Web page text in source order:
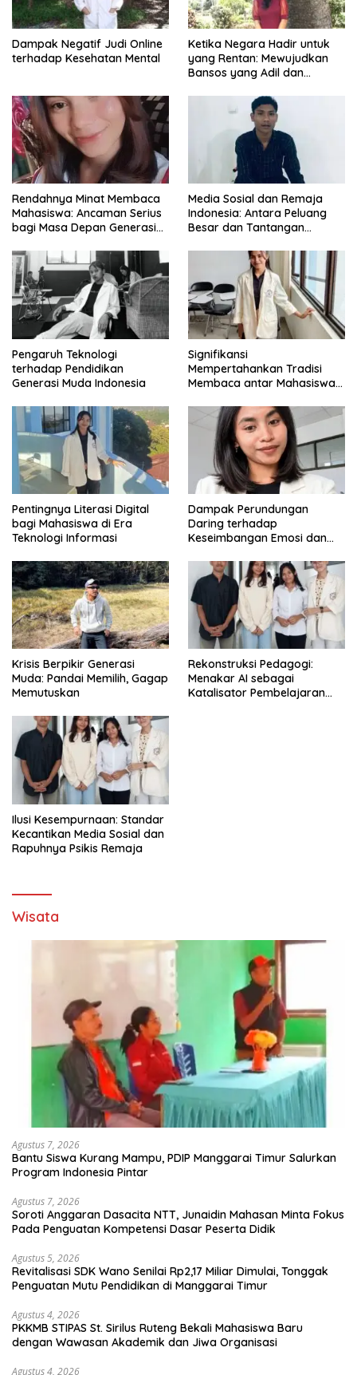
Dampak Negatif Judi Online
terhadap Kesehatan Mental
Ketika Negara Hadir untuk
yang Rentan: Mewujudkan
Bansos yang Adil dan
Rendahnya Minat Membaca
Mahasiswa: Ancaman Serius
bagi Masa Depan Generasi
Media Sosial dan Remaja
Indonesia: Antara Peluang
Besar dan Tantangan
Pengaruh Teknologi
terhadap Pendidikan
Generasi Muda Indonesia
Signifikansi
Mempertahankan Tradisi
Membaca antar Mahasiswa
Pentingnya Literasi Digital
bagi Mahasiswa di Era
Teknologi Informasi
Dampak Perundungan
Daring terhadap
Keseimbangan Emosi dan
Krisis Berpikir Generasi
Muda: Pandai Memilih, Gagap
Memutuskan
Rekonstruksi Pedagogi:
Menakar AI sebagai
Katalisator Pembelajaran
Ilusi Kesempurnaan: Standar
Kecantikan Media Sosial dan
Rapuhnya Psikis Remaja
Wisata
Agustus 7, 2026
Bantu Siswa Kurang Mampu, PDIP Manggarai Timur Salurkan
Program Indonesia Pintar
Agustus 7, 2026
Soroti Anggaran Dasacita NTT, Junaidin Mahasan Minta Fokus
Pada Penguatan Kompetensi Dasar Peserta Didik
Agustus 5, 2026
Revitalisasi SDK Wano Senilai Rp2,17 Miliar Dimulai, Tonggak
Penguatan Mutu Pendidikan di Manggarai Timur
Agustus 4, 2026
PKKMB STIPAS St. Sirilus Ruteng Bekali Mahasiswa Baru
dengan Wawasan Akademik dan Jiwa Organisasi
Agustus 4, 2026